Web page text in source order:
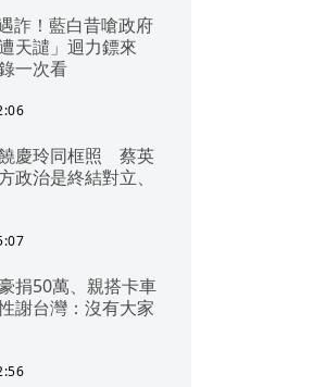
詐！藍白昔嗆政府
天譴」迴力鏢來
一次看
慶玲同框照 蔡英
政治是終結對立、
捐50萬、親搭卡車
謝台灣：沒有大家